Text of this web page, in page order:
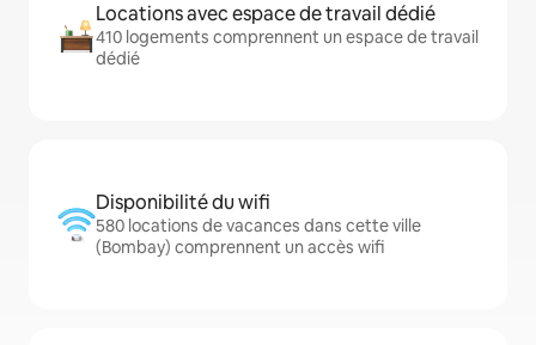
Locations avec espace de travail dédié
410 logements comprennent un espace de travail
dédié
Disponibilité du wifi
580 locations de vacances dans cette ville
(Bombay) comprennent un accès wifi